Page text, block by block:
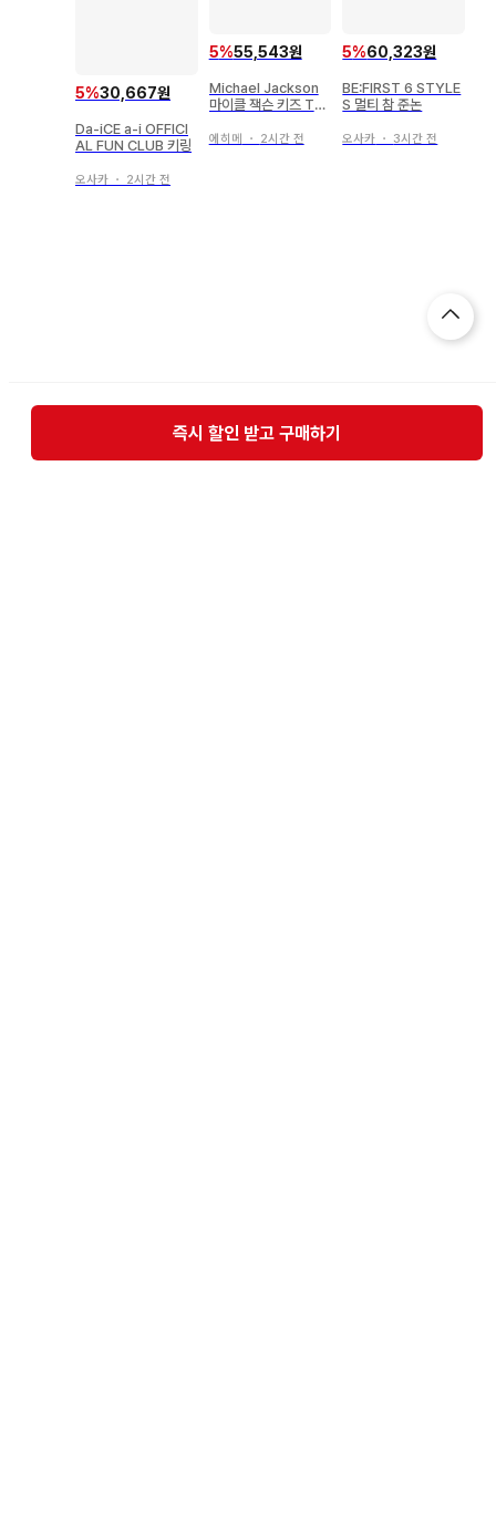
5%30,667원
Da-iCE a-i OFFICI
AL FUN CLUB 키링
오사카 ・ 2시간 전
5%55,543원
Michael Jackson
마이클 잭슨 키즈 T셔
에히메 ・ 2시간 전
5%60,323원
BE:FIRST 6 STYLE
S 멀티 참 준논
오사카 ・ 3시간 전
즉시 할인 받고 구매하기